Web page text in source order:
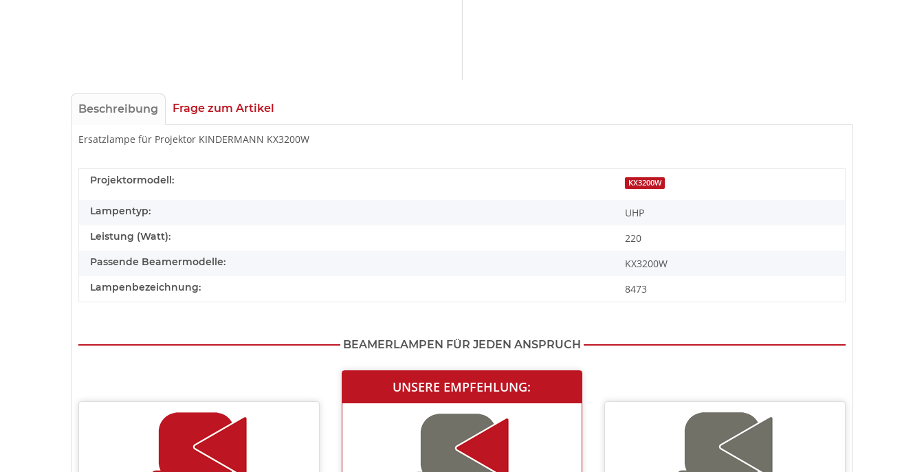
Beschreibung Frage zum Artikel
Ersatzlampe für Projektor KINDERMANN KX3200W
Projektormodell: KX3200W
Lampentyp: UHP
Leistung (Watt): 220
Passende Beamermodelle: KX3200W
Lampenbezeichnung: 8473
BEAMERLAMPEN FÜR JEDEN ANSPRUCH
UNSERE EMPFEHLUNG: